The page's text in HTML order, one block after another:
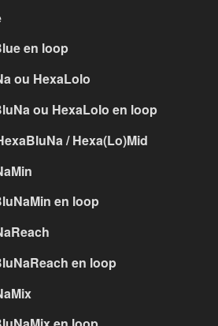
en loop
ou HexaLolo
ou HexaLolo en loop
/ Hexa(Lo)Mid
en loop
en loop